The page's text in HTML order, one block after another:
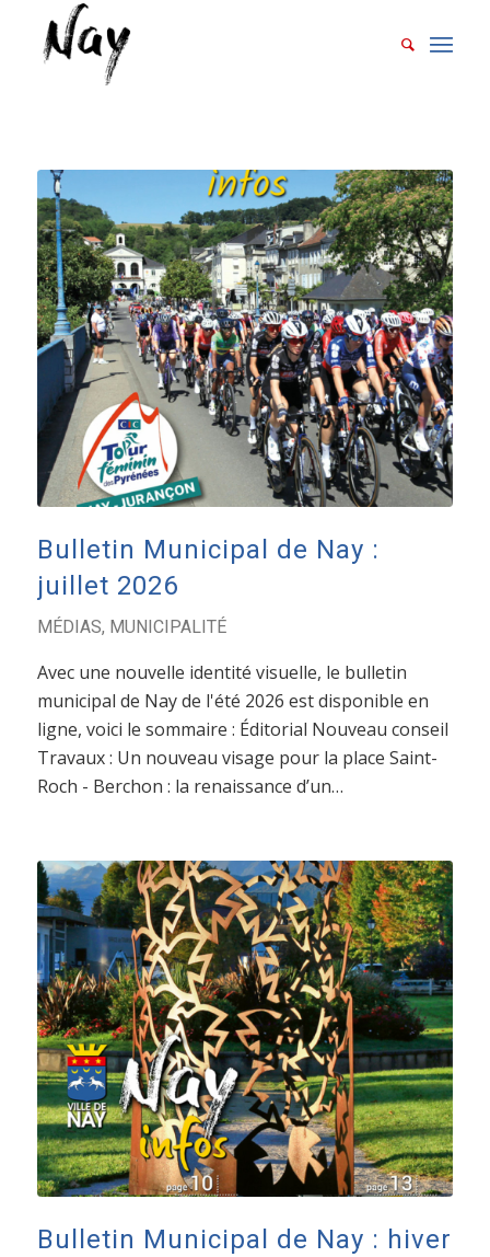
Bulletin Municipal de Nay :
juillet 2026
MÉDIAS, MUNICIPALITÉ
Avec une nouvelle identité visuelle, le bulletin
municipal de Nay de l'été 2026 est disponible en
ligne, voici le sommaire : Éditorial Nouveau conseil
Travaux : Un nouveau visage pour la place Saint-
Roch - Berchon : la renaissance d’un…
Bulletin Municipal de Nay : hiver